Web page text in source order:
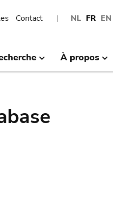
NL FR EN
Contact
À propos